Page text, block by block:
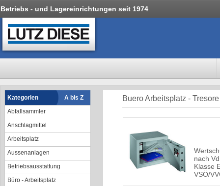
Betriebs - und Lagereinrichtungen seit 1974
Kategorien
A bis Z
Abfallsammler
Anschlagmittel
Arbeitsplatz
Aussenanlagen
Betriebsausstattung
Büro - Arbeitsplatz
Buero Arbeitsplatz - Tresore
nach
Klasse
VSÖ/